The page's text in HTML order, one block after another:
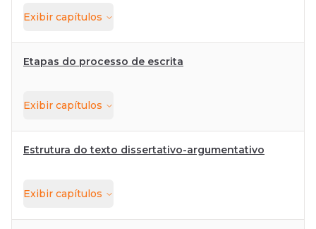
Exibir capítulos
Etapas do processo de escrita
Exibir capítulos
Estrutura do texto dissertativo-argumentativo
Exibir capítulos